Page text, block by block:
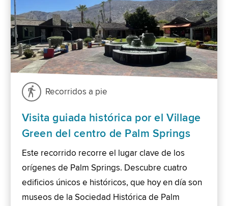
Recorridos a pie
Visita guiada histórica por el Village
Green del centro de Palm Springs
Este recorrido recorre el lugar clave de los
orígenes de Palm Springs. Descubre cuatro
edificios únicos e históricos, que hoy en día son
museos de la Sociedad Histórica de Palm